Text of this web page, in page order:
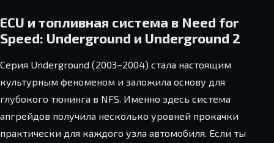
ECU и топливная система в Need for
Speed: Underground и Underground 2
Серия Underground (2003–2004) стала настоящим
культурным феноменом и заложила основу для
глубокого тюнинга в NFS. Именно здесь система
апгрейдов получила несколько уровней прокачки
практически для каждого узла автомобиля. Если ты